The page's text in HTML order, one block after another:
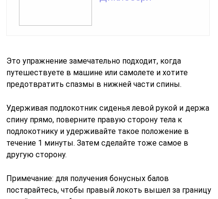
Это упражнение замечательно подходит, когда
путешествуете в машине или самолете и хотите
предотвратить спазмы в нижней части спины.
Удерживая подлокотник сиденья левой рукой и держа
спину прямо, поверните правую сторону тела к
подлокотнику и удерживайте такое положение в
течение 1 минуты. Затем сделайте тоже самое в
другую сторону.
Примечание: для получения бонусных балов
постарайтесь, чтобы правый локоть вышел за границу